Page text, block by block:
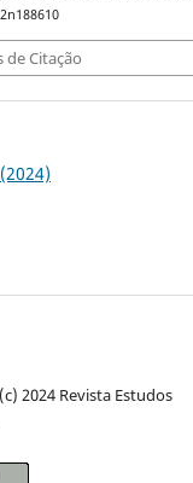
de Citação
2024 Revista Estudos